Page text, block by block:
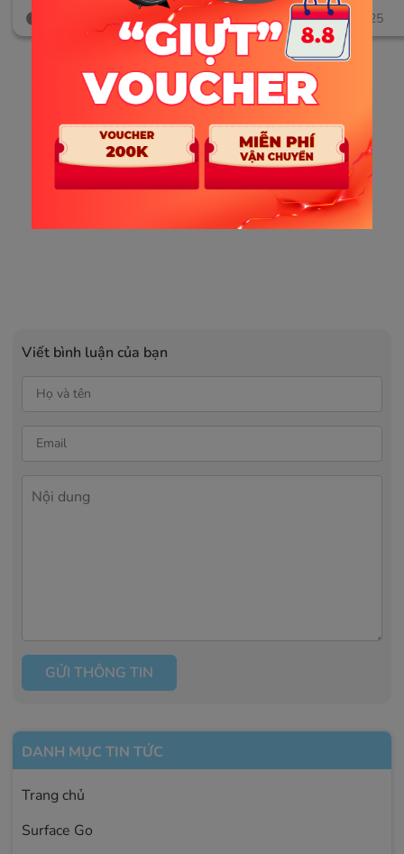
Tạo Nội Dung
13/08/2025
Viết bình luận của bạn
GỬI THÔNG TIN
DANH MỤC TIN TỨC
Trang chủ
Surface Go